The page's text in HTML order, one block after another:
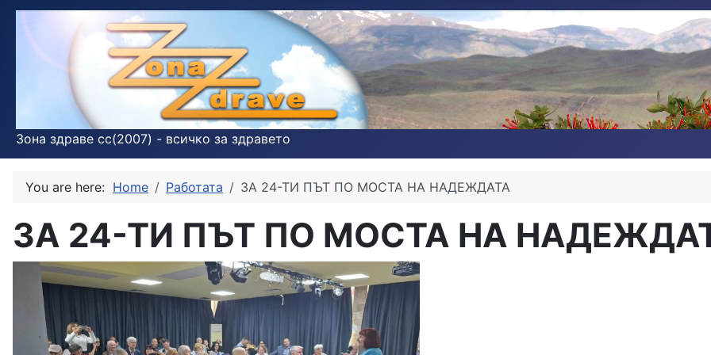
Зона здраве cc(2007) - всичко за здравето
You are here: Home Работата ЗА 24-ТИ ПЪТ ПО МОСТА НА НАДЕЖДАТА
ЗА 24-ТИ ПЪТ ПО МОСТА НА